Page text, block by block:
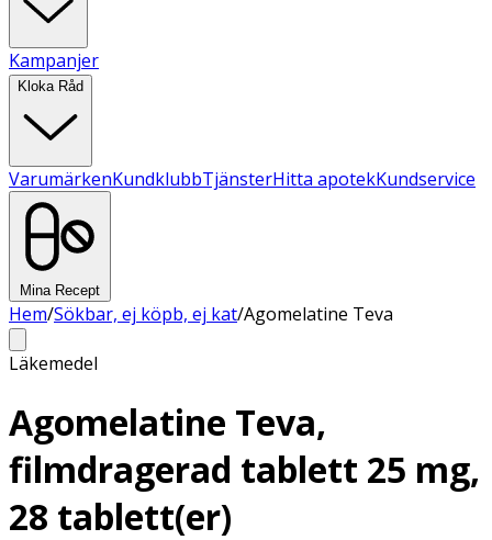
Kampanjer
Kloka Råd
VarumärkenKundklubbTjänsterHitta apotekKundservice
Mina Recept
Hem/Sökbar, ej köpb, ej kat/Agomelatine Teva
Läkemedel
Agomelatine Teva,
filmdragerad tablett 25 mg,
28 tablett(er)